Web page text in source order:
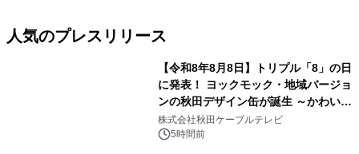
人気のプレスリリース
【令和8年8月8日】トリプル「8」の日
に発表！ ヨックモック・地域バージョ
ンの秋田デザイン缶が誕生 ～かわいい
秋田犬の子犬と秋田の四季と名所を巡
るパッケージ～ 9月1日(火)秋田県内で
株式会社秋田ケーブルテレビ
5時間前